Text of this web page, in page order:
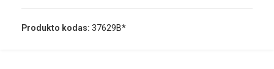
Produkto kodas: 37629B*